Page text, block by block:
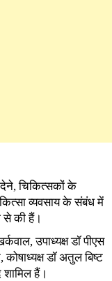
देने, चिकित्सकों के
व्यवसाय के संबंध में
से की हैं।
उपाध्यक्ष डॉ पीएस
डॉ अतुल बिष्ट
हैं।